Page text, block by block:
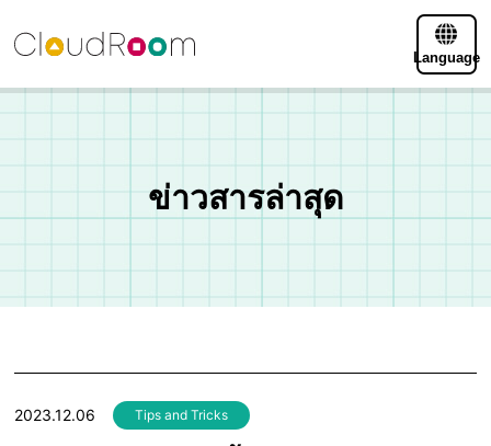
Language
ข่าวสารล่าสุด
2023.12.06 Tips and Tricks